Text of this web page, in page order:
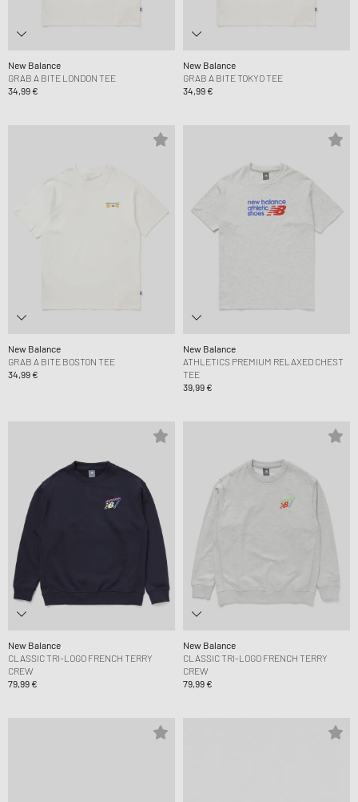
New Balance
GRAB A BITE LONDON TEE
34,99 €
New Balance
GRAB A BITE TOKYO TEE
34,99 €
New Balance
GRAB A BITE BOSTON TEE
34,99 €
New Balance
ATHLETICS PREMIUM RELAXED CHEST
TEE
39,99 €
New Balance
CLASSIC TRI-LOGO FRENCH TERRY
CREW
79,99 €
New Balance
CLASSIC TRI-LOGO FRENCH TERRY
CREW
79,99 €